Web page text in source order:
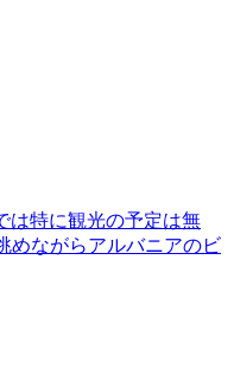
は特に観光の予定は無
めながらアルバニアのビ